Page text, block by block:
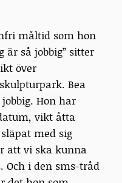
måltid som hon
är så jobbig” sitter
över
Bea
Hon har
vikt åtta
med sig
att vi ska kunna
Och i den sms-tråd